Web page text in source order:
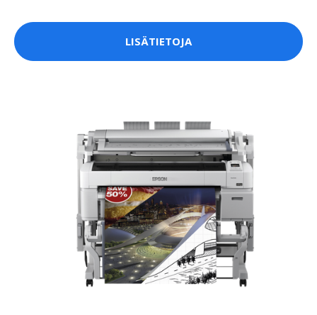
LISÄTIETOJA